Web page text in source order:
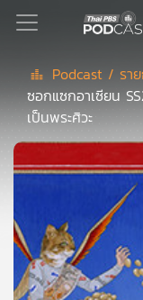
Podcast
เพล
สต์
แนะนำ
Podcast / รา
ซอกแซกอาเซียน
เป็นพระศิวะ